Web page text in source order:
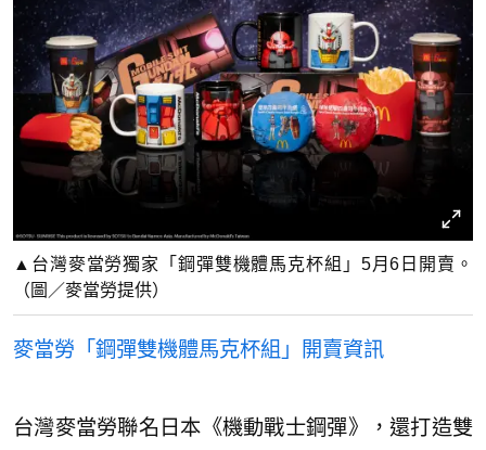
▲台灣麥當勞獨家「鋼彈雙機體馬克杯組」5月6日開賣。
（圖／麥當勞提供）
麥當勞「鋼彈雙機體馬克杯組」開賣資訊
台灣麥當勞聯名日本《機動戰士鋼彈》，還打造雙